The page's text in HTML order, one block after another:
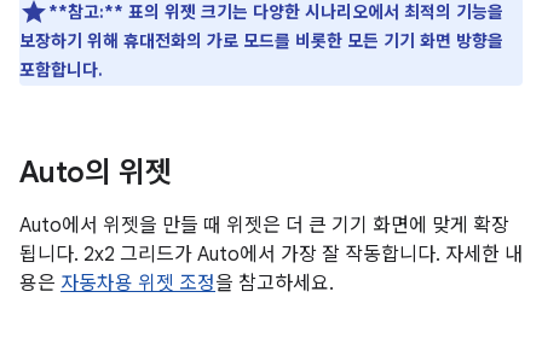
**참고:** 표의 위젯 크기는 다양한 시나리오에서 최적의 기능을
보장하기 위해 휴대전화의 가로 모드를 비롯한 모든 기기 화면 방향을
포함합니다.
Auto의 위젯
Auto에서 위젯을 만들 때 위젯은 더 큰 기기 화면에 맞게 확장
됩니다. 2x2 그리드가 Auto에서 가장 잘 작동합니다. 자세한 내
용은 자동차용 위젯 조정을 참고하세요.